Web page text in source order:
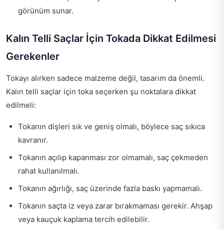
görünüm sunar.
Kalın Telli Saçlar İçin Tokada Dikkat Edilmesi
Gerekenler
Tokayı alırken sadece malzeme değil, tasarım da önemli.
Kalın telli saçlar için toka seçerken şu noktalara dikkat
edilmeli:
Tokanın dişleri sık ve geniş olmalı, böylece saç sıkıca
kavranır.
Tokanın açılıp kapanması zor olmamalı, saç çekmeden
rahat kullanılmalı.
Tokanın ağırlığı, saç üzerinde fazla baskı yapmamalı.
Tokanın saçta iz veya zarar bırakmaması gerekir. Ahşap
veya kauçuk kaplama tercih edilebilir.